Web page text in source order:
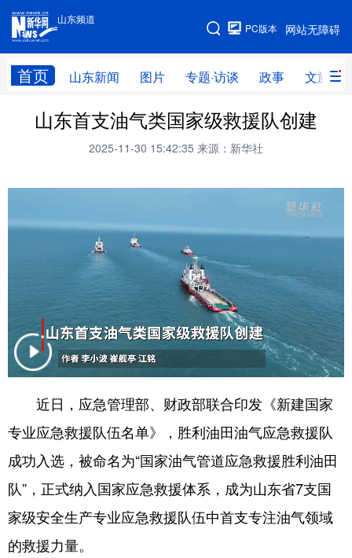
山东频道
网站无障碍
PC版本
首页 山东新闻 图片 专题·访谈 政事 文旅
手机版
网站地图
学习进行时 高层 时政 人事
财经 网评
台湾 思客智库 全球连线 教育
文化
军事
中央文件 金融 汽车
食品 人居 信息化 乡村振兴
溯源中国 城市 旅游 能源
会展 彩票 娱乐 时尚
悦读 公益 书画 一带一路
地方频道
首页
山东首支油气类国家级救援队创建
2025-11-30 15:42:35 来源：新华社
近日，应急管理部、财政部联合印发《新建国家
专业应急救援队伍名单》，胜利油田油气应急救援队
成功入选，被命名为“国家油气管道应急救援胜利油田
队”，正式纳入国家应急救援体系，成为山东省7支国
家级安全生产专业应急救援队伍中首支专注油气领域
的救援力量。